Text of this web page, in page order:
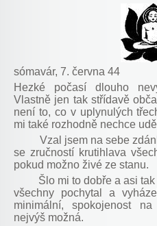
sómavár, 7. června 44
Hezké počasí dlouho
Vlastně jen tak střídavě
není to, co v uplynulých
mi také rozhodně nechce
Vzal jsem na sebe
se zručností krutihlava
pokud možno živé ze stanu.
Šlo mi to dobře a asi tak
všechny pochytal a
minimální, spokojenost na
nejvýš možná.